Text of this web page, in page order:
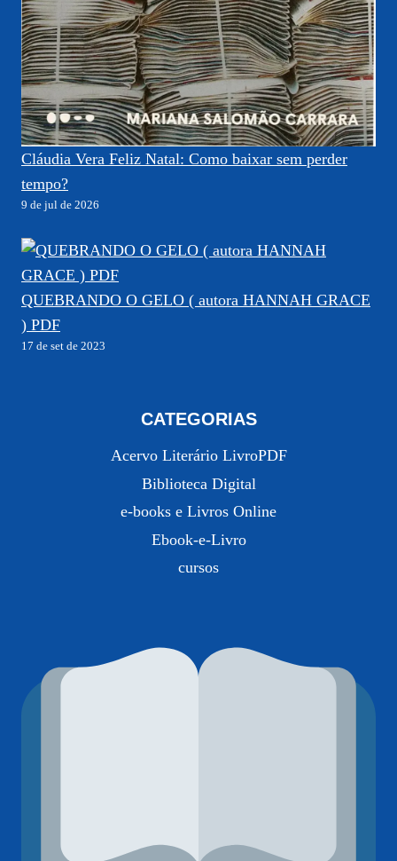
Cláudia Vera Feliz Natal: Como baixar sem perder
tempo?
9 de jul de 2026
QUEBRANDO O GELO ( autora HANNAH GRACE
) PDF
17 de set de 2023
CATEGORIAS
Acervo Literário LivroPDF
Biblioteca Digital
e-books e Livros Online
Ebook-e-Livro
cursos